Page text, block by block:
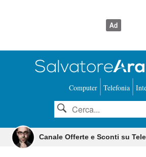
Computer Telefonia
Canale Offerte e Sconti su